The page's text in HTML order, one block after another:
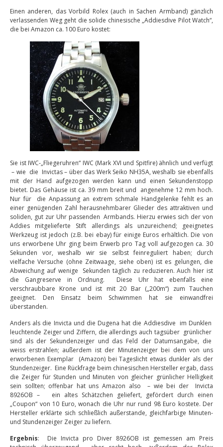
Einen anderen, das Vorbild Rolex (auch in Sachen Armband) gänzlich
verlassenden Weg geht die solide chinesische „Addiesdive Pilot Watch“,
die bei Amazon ca. 100 Euro kostet:
Sie ist IWC-„Fliegeruhren“ IWC (Mark XVI und Spitfire) ähnlich und verfügt
– wie die Invictas – über das Werk Seiko NH35A, weshalb sie ebenfalls
mit der Hand aufgezogen werden kann und einen Sekundenstopp
bietet. Das Gehäuse ist ca. 39 mm breit und angenehme 12 mm hoch.
Nur für die Anpassung an extrem schmale Handgelenke fehlt es an
einer genügenden Zahl herausnehmbarer Glieder des attraktiven und
soliden, gut zur Uhr passenden Armbands. Hierzu erwies sich der von
Addies mitgelieferte Stift allerdings als unzureichend; geeignetes
Werkzeug ist jedoch (z.B. bei ebay) für einige Euros erhältlich. Die von
uns erworbene Uhr ging beim Erwerb pro Tag voll aufgezogen ca. 30
Sekunden vor, weshalb wir sie selbst feinreguliert haben; durch
vielfache Versuche (ohne Zeitwaage, siehe oben) ist es gelungen, die
Abweichung auf wenige Sekunden täglich zu reduzieren. Auch hier ist
die Gangreserve in Ordnung. Diese Uhr hat ebenfalls eine
verschraubbare Krone und ist mit 20 Bar („200m“) zum Tauchen
geeignet. Den Einsatz beim Schwimmen hat sie einwandfrei
überstanden.
Anders als die Invicta und die Dugena hat die Addiesdive im Dunklen
leuchtende Zeiger und Ziffern, die allerdings auch tagsüber grünlicher
sind als der Sekundenzeiger und das Feld der Datumsangabe, die
weiss erstrahlen; außerdem ist der Minutenzeiger bei dem von uns
erworbenen Exemplar (Amazon) bei Tageslicht etwas dunkler als der
Stundenzeiger. Eine Rückfrage beim chinesischen Hersteller ergab, dass
die Zeiger für Stunden und Minuten von gleicher grünlicher Helligkeit
sein sollten; offenbar hat uns Amazon also – wie bei der Invicta
8926OB – ein altes Schätzchen geliefert, gefördert durch einen
„Coupon“ von 10 Euro, wonach die Uhr nur rund 98 Euro kostete. Der
Hersteller erklärte sich schließlich außerstande, gleichfarbige Minuten-
und Stundenzeiger Zeiger zu liefern.
Ergebnis: Die Invicta pro Diver 8926OB ist gemessen am Preis